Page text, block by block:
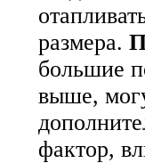
размера.
большие
выше,
фактор,